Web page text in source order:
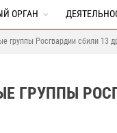
ОРГАН
группы Росгвардии сбили 13
ГРУППЫ